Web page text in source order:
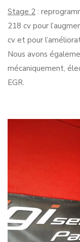
Stage 2 :
218 cv pour
cv et pour
Nous avons
mécaniquement,
EGR.